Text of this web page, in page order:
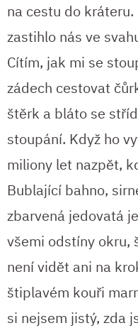
na cestu do
zastihlo nás ve
Cítím, jak mi se
zádech cestovat
štěrk a bláto se
stoupání. Když ho
miliony let nazpět,
Bublající bahno,
zbarvená jedovatá
všemi odstíny okru,
není vidět ani na
štiplavém kouři
si nejsem jistý, zda